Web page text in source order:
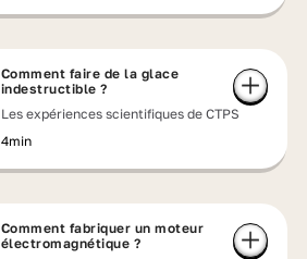
Comment faire de la glace
indestructible ?
Les expériences scientifiques de CTPS
4min
Comment fabriquer un moteur
électromagnétique ?